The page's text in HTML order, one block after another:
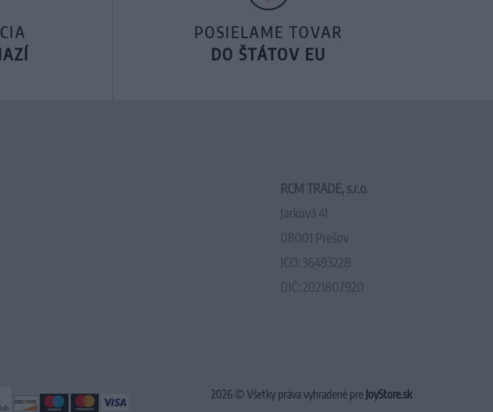
POSIELAME TOVAR
DO ŠTÁTOV EU
RCM TRADE, s.r.o.
Jarková 41
08001 Prešov
IČO: 36493228
DIČ: 2021807920
2026 © Všetky práva vyhradené pre JoyStore.sk